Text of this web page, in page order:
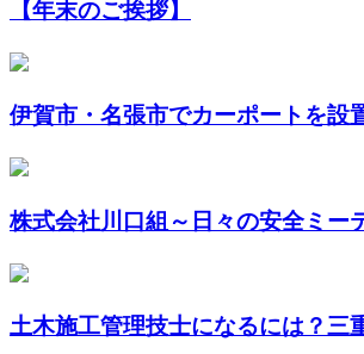
【年末のご挨拶】
伊賀市・名張市でカーポートを設
株式会社川口組～日々の安全ミー
土木施工管理技士になるには？三